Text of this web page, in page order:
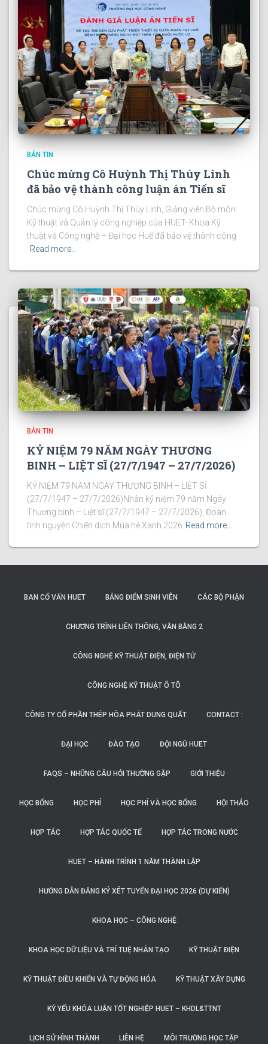
BẢN TIN
Chúc mừng Cô Huỳnh Thị Thùy Linh
đã bảo vệ thành công luận án Tiến sĩ
Chúc mừng Cô Huỳnh Thị Thùy Linh, Giảng viên Bộ môn
Kỹ thuật và Quản lý công nghiệp của HUET- Khoa Kỹ
thuật và Công nghệ – Đại học Huế đã bảo vệ thành công
Read more…
BẢN TIN
KỶ NIỆM 79 NĂM NGÀY THƯƠNG
BINH – LIỆT SĨ (27/7/1947 – 27/7/2026)
KỶ NIỆM 79 NĂM NGÀY THƯƠNG BINH – LIỆT SĨ
(27/7/1947 – 27/7/2026)Nhân kỷ niệm 79 năm Ngày
Thương binh – Liệt sĩ (27/7/1947 – 27/7/2026), Đoàn
tình nguyện Chiến dịch Mùa hè Xanh 2026 Read more…
BAN CỐ VẤN HUET BẢNG ĐIỂM SINH VIÊN CÁC BỘ PHẬN
CHƯƠNG TRÌNH LIÊN THÔNG, VĂN BẰNG 2
CÔNG NGHỆ KỸ THUẬT ĐIỆN, ĐIỆN TỬ
CÔNG NGHỆ KỸ THUẬT Ô TÔ
CÔNG TY CỔ PHẦN THÉP HÒA PHÁT DUNG QUẤT CONTACT :
ĐẠI HỌC ĐÀO TẠO ĐỘI NGŨ HUET
FAQS – NHỮNG CÂU HỎI THƯỜNG GẶP GIỚI THIỆU
HỌC BỔNG HỌC PHÍ HỌC PHÍ VÀ HỌC BỔNG HỘI THẢO
HỢP TÁC HỢP TÁC QUỐC TẾ HỢP TÁC TRONG NƯỚC
HUET – HÀNH TRÌNH 1 NĂM THÀNH LẬP
HƯỚNG DẪN ĐĂNG KÝ XÉT TUYỂN ĐẠI HỌC 2026 (DỰ KIẾN)
KHOA HỌC – CÔNG NGHỆ
KHOA HỌC DỮ LIỆU VÀ TRÍ TUỆ NHÂN TẠO KỸ THUẬT ĐIỆN
KỸ THUẬT ĐIỀU KHIỂN VÀ TỰ ĐỘNG HÓA KỸ THUẬT XÂY DỰNG
KỶ YẾU KHÓA LUẬN TỐT NGHIỆP HUET – KHDL&TTNT
LỊCH SỬ HÌNH THÀNH LIÊN HỆ MÔI TRƯỜNG HỌC TẬP